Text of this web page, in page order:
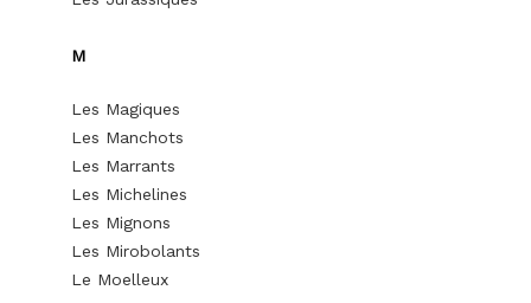
M
Les Magiques
Les Manchots
Les Marrants
Les Michelines
Les Mignons
Les Mirobolants
Le Moelleux